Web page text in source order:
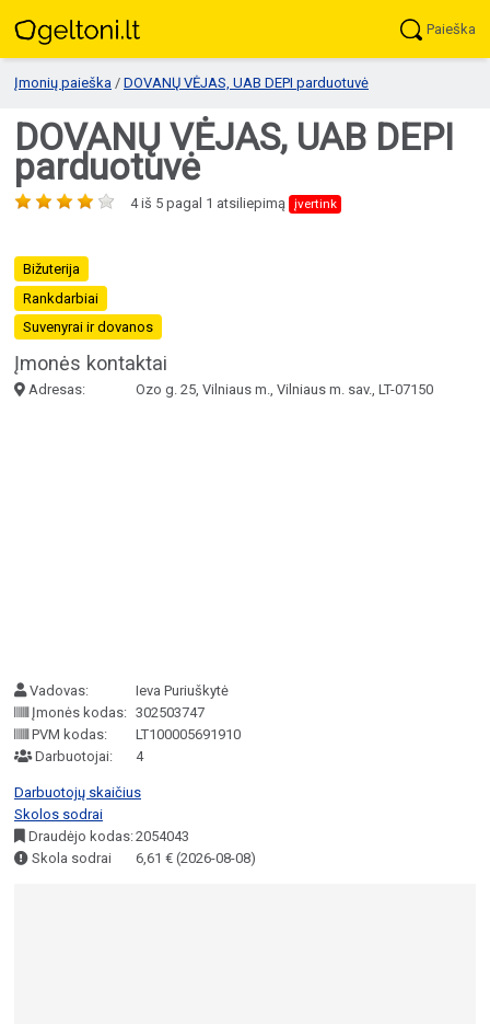
Paieška
Įmonių paieška / DOVANŲ VĖJAS, UAB DEPI parduotuvė
DOVANŲ VĖJAS, UAB DEPI
parduotuvė
4iš 5 pagal 1 atsiliepimą įvertink
Bižuterija
Rankdarbiai
Suvenyrai ir dovanos
Įmonės kontaktai
Adresas: Ozo g. 25, Vilniaus m., Vilniaus m. sav., LT-07150
Vadovas:
Ieva Puriuškytė
Įmonės kodas: 302503747
PVM kodas:
LT100005691910
Darbuotojai:
4
Darbuotojų skaičius
Skolos sodrai
Draudėjo kodas:2054043
Skola sodrai
6,61 € (2026-08-08)